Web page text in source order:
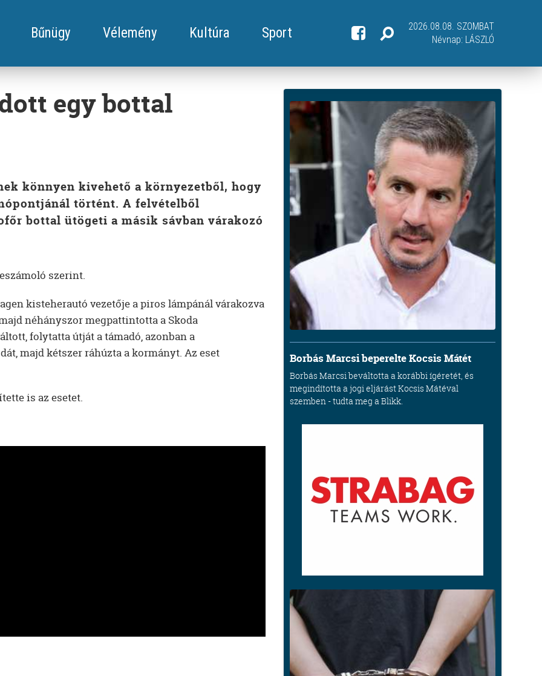
Bűnügy Vélemény Kultúra Sport
2026.08.08. SZOMBAT
Névnap: LÁSZLÓ
egy bottal
könnyen kivehető a környezetből, hogy
történt. A felvételből
bottal ütögeti a másik sávban várakozó
szerint.
kisteherautó vezetője a piros lámpánál várakozva
néhányszor megpattintotta a Skoda
folytatta útját a támadó, azonban a
majd kétszer ráhúzta a kormányt. Az eset
is az esetet.
Borbás Marcsi beperelte Kocsis Mátét
Borbás Marcsi beváltotta a korábbi ígéretét, és
megindította a jogi eljárást Kocsis Mátéval
szemben - tudta meg a Blikk.